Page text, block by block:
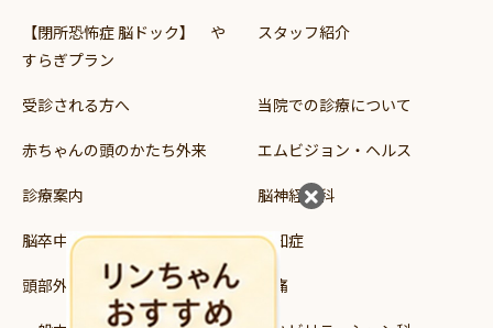
【閉所恐怖症 脳ドック】 や
すらぎプラン
スタッフ紹介
受診される方へ 当院での診療について
赤ちゃんの頭のかたち外来 エムビジョン・ヘルス
診療案内 脳神経外科
脳卒中 認知症
頭部外傷 頭痛